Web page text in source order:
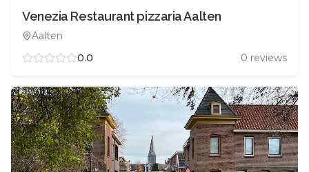
Venezia Restaurant pizzaria Aalten
Aalten
0.0
0 reviews